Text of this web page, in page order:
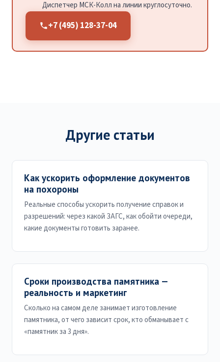
Диспетчер МСК-Колл на линии круглосуточно.
+7 (495) 128-37-04
Другие статьи
Как ускорить оформление документов
на похороны
Реальные способы ускорить получение справок и
разрешений: через какой ЗАГС, как обойти очереди,
какие документы готовить заранее.
Сроки производства памятника —
реальность и маркетинг
Сколько на самом деле занимает изготовление
памятника, от чего зависит срок, кто обманывает с
«памятник за 3 дня».